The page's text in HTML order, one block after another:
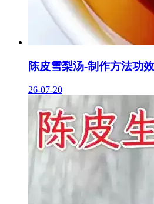
陈皮雪梨汤-制作方法功
26-07-20